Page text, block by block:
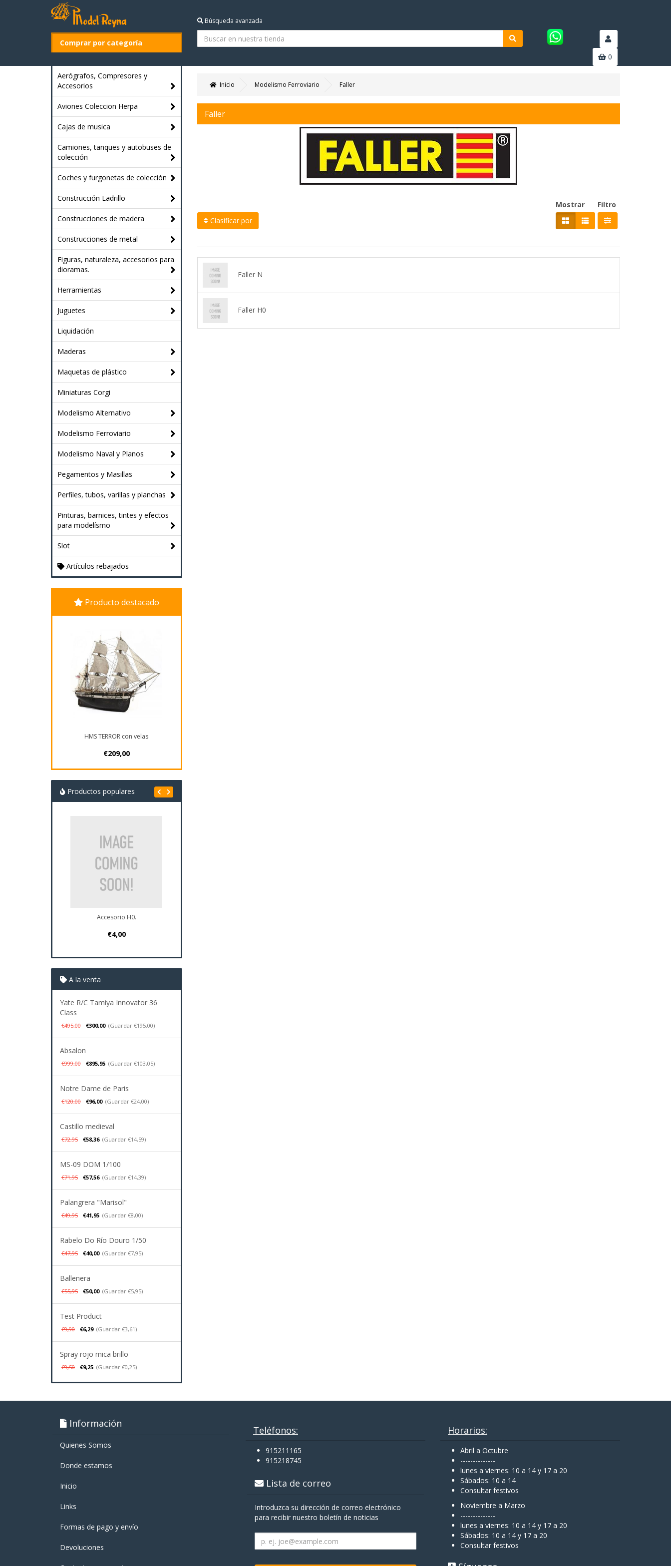
Comprar por categoría
Búsqueda avanzada
0
Aerógrafos, Compresores y
Accesorios
Aviones Coleccion Herpa
Cajas de musica
Camiones, tanques y autobuses de
colección
Coches y furgonetas de colección
Construcción Ladrillo
Construcciones de madera
Construcciones de metal
Figuras, naturaleza, accesorios para
dioramas.
Herramientas
Juguetes
Liquidación
Maderas
Maquetas de plástico
Miniaturas Corgi
Modelismo Alternativo
Modelismo Ferroviario
Modelismo Naval y Planos
Pegamentos y Masillas
Perfiles, tubos, varillas y planchas
Pinturas, barnices, tintes y efectos
para modelísmo
Slot
Artículos rebajados
Producto destacado
HMS TERROR con velas
€209,00
Productos populares
Accesorio H0.
€4,00
A la venta
Yate R/C Tamiya Innovator 36
Class
€495,00 €300,00 (Guardar €195,00)
Absalon
€999,00 €895,95 (Guardar €103,05)
Notre Dame de Paris
€120,00 €96,00 (Guardar €24,00)
Castillo medieval
€72,95 €58,36 (Guardar €14,59)
MS-09 DOM 1/100
€71,95 €57,56 (Guardar €14,39)
Palangrera "Marisol"
€49,95 €41,95 (Guardar €8,00)
Rabelo Do Río Douro 1/50
€47,95 €40,00 (Guardar €7,95)
Ballenera
€55,95 €50,00 (Guardar €5,95)
Test Product
€9,90 €6,29 (Guardar €3,61)
Spray rojo mica brillo
€9,50 €9,25 (Guardar €0,25)
Inicio Modelismo Ferroviario Faller
Faller
Clasificar por
Filtro
Mostrar
Faller N
Faller H0
Información
Quienes Somos
Donde estamos
Inicio
Links
Formas de pago y enví­o
Devoluciones
Teléfonos:
915211165
915218745
Lista de correo
Introduzca su dirección de correo electrónico
para recibir nuestro boletín de noticias
Horarios:
Abril a Octubre
--------------
lunes a viernes: 10 a 14 y 17 a 20
Sábados: 10 a 14
Consultar festivos
Noviembre a Marzo
--------------
lunes a viernes: 10 a 14 y 17 a 20
Sábados: 10 a 14 y 17 a 20
Consultar festivos